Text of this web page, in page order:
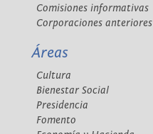
Comisiones informativas
Corporaciones anteriores
Áreas
Cultura
Bienestar Social
Presidencia
Fomento